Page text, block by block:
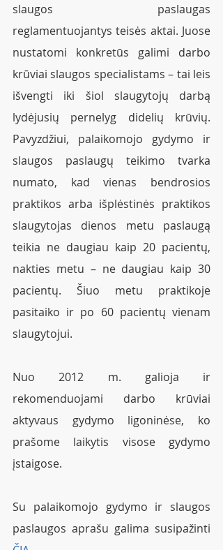
slaugos paslaugas
reglamentuojantys teisės aktai. Juose
nustatomi konkretūs galimi darbo
krūviai slaugos specialistams – tai leis
išvengti iki šiol slaugytojų darbą
lydėjusių pernelyg didelių krūvių.
Pavyzdžiui, palaikomojo gydymo ir
slaugos paslaugų teikimo tvarka
numato, kad vienas bendrosios
praktikos arba išplėstinės praktikos
slaugytojas dienos metu paslaugą
teikia ne daugiau kaip 20 pacientų,
nakties metu – ne daugiau kaip 30
pacientų. Šiuo metu praktikoje
pasitaiko ir po 60 pacientų vienam
slaugytojui.
Nuo 2012 m. galioja ir
rekomenduojami darbo krūviai
aktyvaus gydymo ligoninėse, ko
prašome laikytis visose gydymo
įstaigose.
Su palaikomojo gydymo ir slaugos